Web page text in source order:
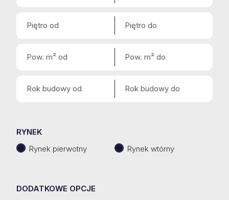
RYNEK
Rynek pierwotny
Rynek wtórny
DODATKOWE OPCJE